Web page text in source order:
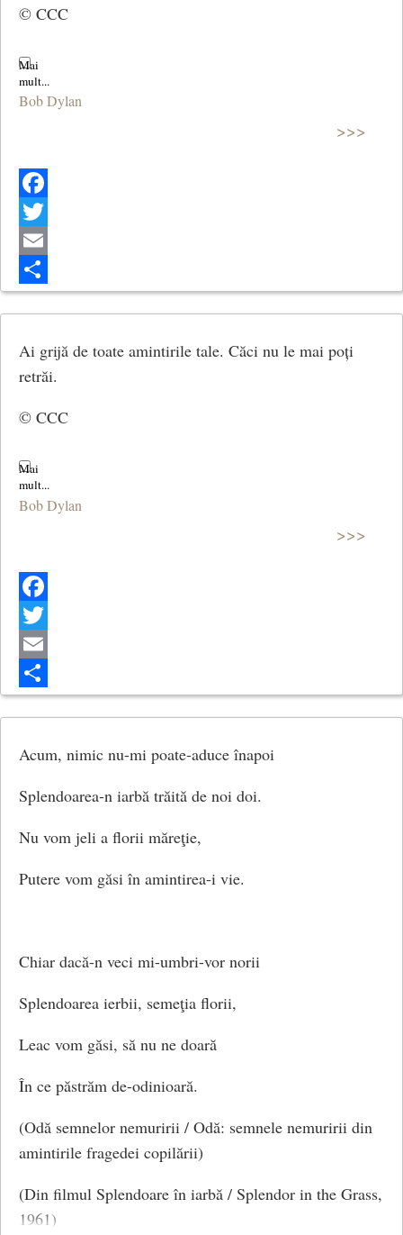
. . . . . . . . . . . . . . . . . . . . . . . . . . . .
Cea mai frumoasă lună e în lac.
(Arta Poetică)
© CCC
Bob Dylan
>>>
Facebook
Twitter
Email
Share
Ai grijă de toate amintirile tale. Căci nu le mai poți
retrăi.
© CCC
Bob Dylan
>>>
Facebook
Twitter
Email
Share
Acum, nimic nu-mi poate-aduce înapoi
Splendoarea-n iarbă trăită de noi doi.
Nu vom jeli a florii măreţie,
Putere vom găsi în amintirea-i vie.
Chiar dacă-n veci mi-umbri-vor norii
Splendoarea ierbii, semeţia florii,
Leac vom găsi, să nu ne doară
În ce păstrăm de-odinioară.
(Odă semnelor nemuririi / Odă: semnele nemuririi din
amintirile fragedei copilării)
(Din filmul Splendoare în iarbă / Splendor in the Grass,
1961)